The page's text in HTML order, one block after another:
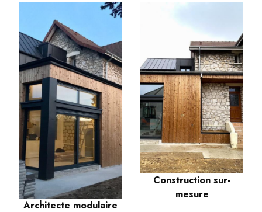
Architecte modulaire
Construction sur-
mesure